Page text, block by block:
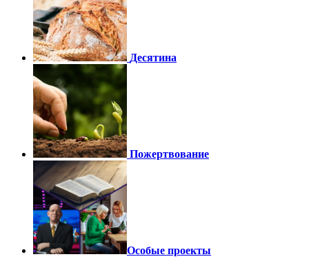
Десятина
Пожертвование
Особые проекты